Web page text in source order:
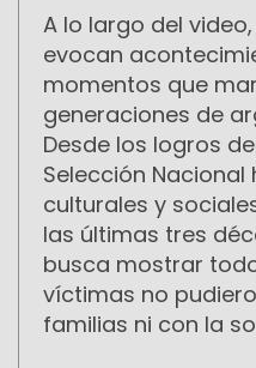
A lo largo del
evocan
momentos que
generaciones de
Desde los logros
Selección
culturales y
las últimas tres
busca mostrar
víctimas no
familias ni con la